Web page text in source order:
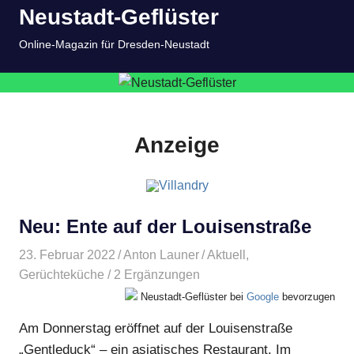
InhaltNeustadt-Geflüster
Online-Magazin für Dresden-Neustadt
Anzeige
Neu: Ente auf der Louisenstraße
23. Februar 2022 Anton Launer Aktuell ,
Gerüchteküche / 2 Ergänzungen
Neustadt-Geflüster bei Google bevorzugen
Am Donnerstag eröffnet auf der Louisenstraße
„Gentleduck“ – ein asiatisches Restaurant. Im